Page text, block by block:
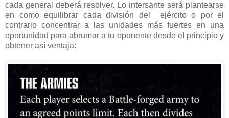
cada general deberá resolver. Lo intersante será plantearse
en como equilibrar cada división del ejército o por el
contrario concentrar a las unidades más fuertes en una
oportunidad para abrumar a tu oponente desde el principio y
obtener así ventaja: